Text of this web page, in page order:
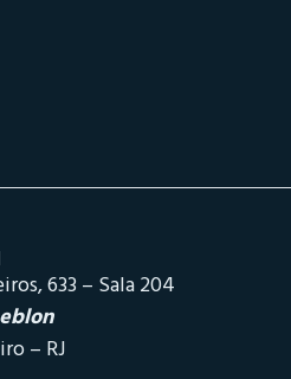
633 – Sala 204
– RJ